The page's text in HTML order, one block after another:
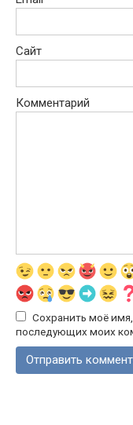
Сайт
Комментарий
Сохранить моё имя,
последующих моих